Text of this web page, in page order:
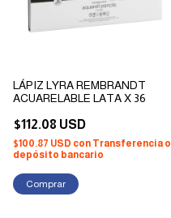
LÁPIZ LYRA REMBRANDT
ACUARELABLE LATA X 36
$112.08 USD
$100.87 USD con Transferencia o
depósito bancario